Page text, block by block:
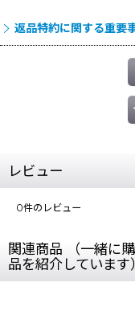
返品特約に関する重要
レビュー
0件のレビュー
関連商品 （一緒に
品を紹介しています）